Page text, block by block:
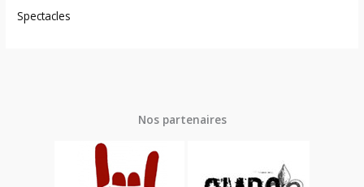
Spectacles
Nos partenaires